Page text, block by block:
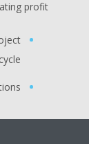
profit.
cycle